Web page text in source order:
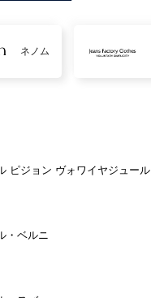
ネノム
ピジョン ヴォワイヤジュール
・ベルニ